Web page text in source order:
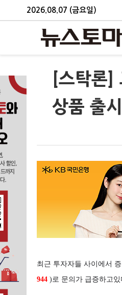
2026.08.07 (금요일)
[스탁론
상품 출
최근 투자자들 사이에서
944 )로 문의가 급증하고있